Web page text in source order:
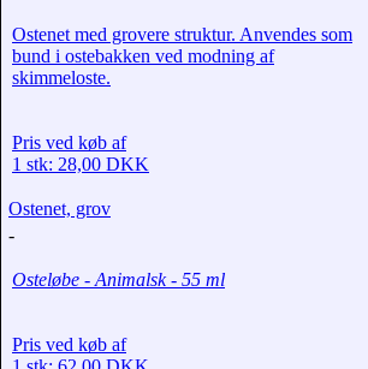
Ostenet med grovere struktur. Anvendes som
bund i ostebakken ved modning af
skimmeloste.
Pris ved køb af
1 stk: 28,00 DKK
Ostenet, grov
-
Osteløbe - Animalsk - 55 ml
Pris ved køb af